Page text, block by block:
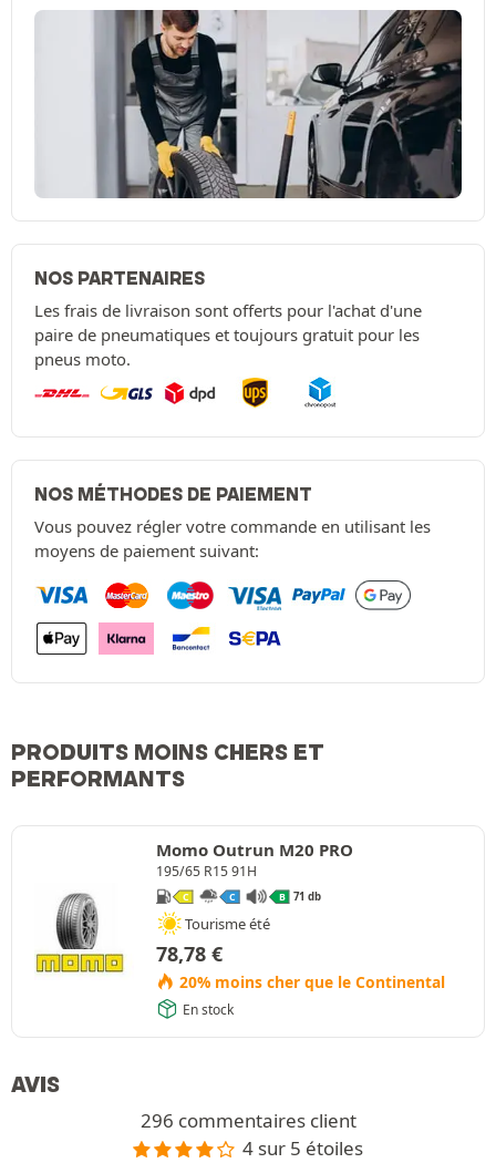
NOS PARTENAIRES
Les frais de livraison sont offerts pour l'achat d'une
paire de pneumatiques et toujours gratuit pour les
pneus moto.
NOS MÉTHODES DE PAIEMENT
Vous pouvez régler votre commande en utilisant les
moyens de paiement suivant:
PRODUITS MOINS CHERS ET
PERFORMANTS
Momo Outrun M20 PRO
195/65 R15 91H
C C B 71 db
Tourisme été
78,78 €
20% moins cher que le Continental
En stock
AVIS
296 commentaires client
4 sur 5 étoiles